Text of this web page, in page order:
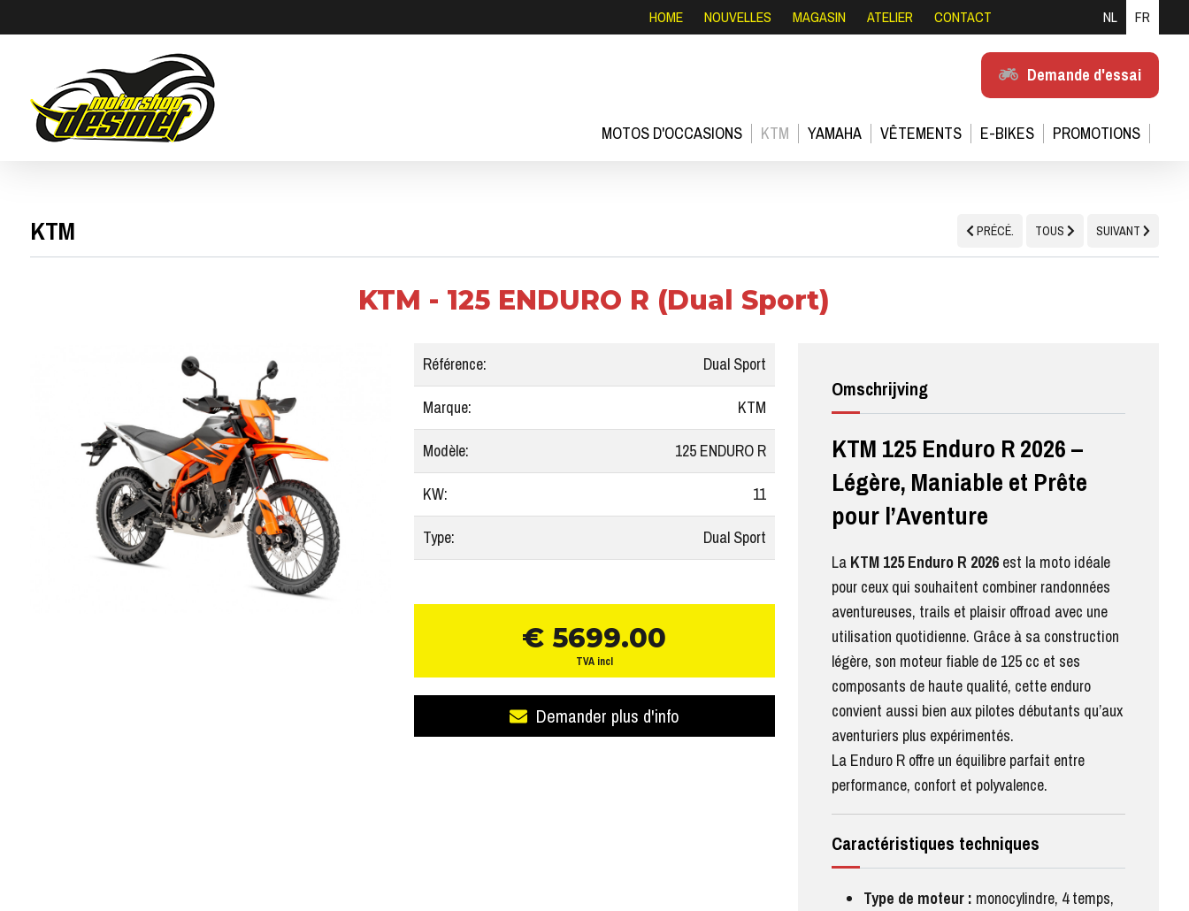
NL FR
HOME NOUVELLES MAGASIN ATELIER CONTACT
Demande d'essai
MOTOS D'OCCASIONS KTM YAMAHA VÊTEMENTS E-BIKES PROMOTIONS
KTM PRÉCÉ. TOUS SUIVANT
KTM - 125 ENDURO R (Dual Sport)
Référence:
Dual Sport
Marque:
KTM
Modèle:
125 ENDURO R
KW:
11
Type:
Dual Sport
€ 5699.00
TVA incl
Demander plus d'info
Omschrijving
KTM 125 Enduro R 2026 –
Légère, Maniable et Prête
pour l’Aventure
La KTM 125 Enduro R 2026 est la moto idéale
pour ceux qui souhaitent combiner randonnées
aventureuses, trails et plaisir offroad avec une
utilisation quotidienne. Grâce à sa construction
légère, son moteur fiable de 125 cc et ses
composants de haute qualité, cette enduro
convient aussi bien aux pilotes débutants qu’aux
aventuriers plus expérimentés.
La Enduro R offre un équilibre parfait entre
performance, confort et polyvalence.
Caractéristiques techniques
Type de moteur : monocylindre, 4 temps,